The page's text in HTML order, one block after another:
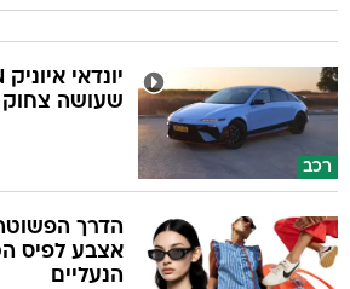
רכב
שעושה צחוק
הדרך
אצבע לפיס
הנעליים